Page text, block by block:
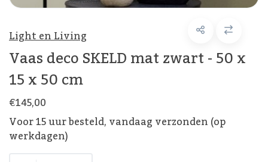
Light en Living
Vaas deco SKELD mat zwart - 50 x
15 x 50 cm
€145,00
Voor 15 uur besteld, vandaag verzonden (op
werkdagen)